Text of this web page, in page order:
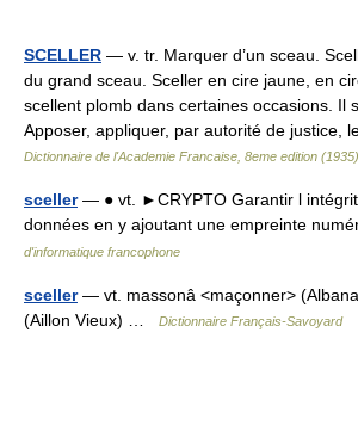
SCELLER — v. tr. Marquer d’un sceau.
du grand sceau. Sceller en cire jaune, en
scellent plomb dans certaines occasions. Il
Apposer, appliquer, par autorité de justice,
Dictionnaire de l'Academie Francaise, 8eme edition (1935)
sceller— ● vt. ►CRYPTO Garantir l
données en y ajoutant une empreinte
d'informatique francophone
sceller— vt. massonâ <maçonner>
(Aillon Vieux) …
Dictionnaire Français-Savoyard